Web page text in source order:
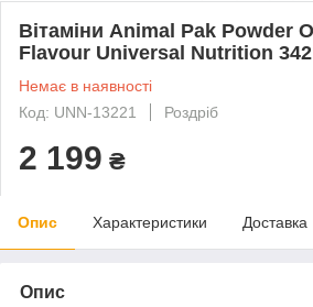
Вітаміни Animal Pak Powder
Flavour Universal Nutrition 342
Немає в наявності
Код: UNN-13221
Роздріб
2 199 ₴
Опис Характеристики Доставка
Опис